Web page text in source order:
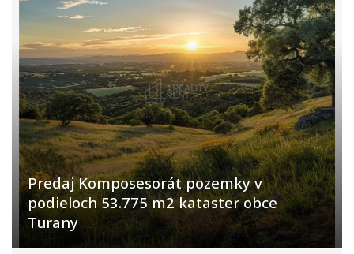
Predaj Komposesorát pozemky v
podieloch 53.775 m2 kataster obce
Turany